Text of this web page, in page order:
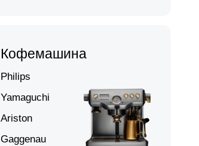
Кофемашина
Philips
Yamaguchi
Ariston
Gaggenau